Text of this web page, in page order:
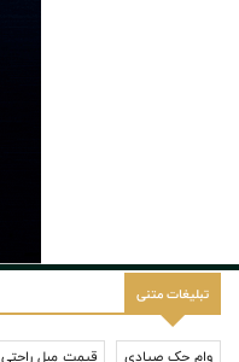
تبلیغات متنی
وام چک صیادی قیمت مبل راحتی 7 نفره